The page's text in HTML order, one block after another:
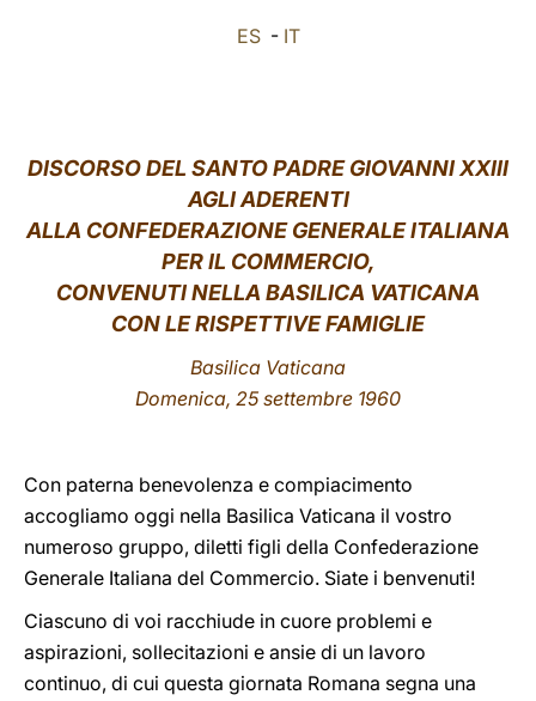
ES- IT
DISCORSO DEL SANTO PADRE GIOVANNI XXIII
AGLI ADERENTI
ALLA CONFEDERAZIONE GENERALE ITALIANA
PER IL COMMERCIO,
CONVENUTI NELLA BASILICA VATICANA
CON LE RISPETTIVE FAMIGLIE
Basilica Vaticana
Domenica, 25 settembre 1960
Con paterna benevolenza e compiacimento
accogliamo oggi nella Basilica Vaticana il vostro
numeroso gruppo, diletti figli della Confederazione
Generale Italiana del Commercio. Siate i benvenuti!
Ciascuno di voi racchiude in cuore problemi e
aspirazioni, sollecitazioni e ansie di un lavoro
continuo, di cui questa giornata Romana segna una